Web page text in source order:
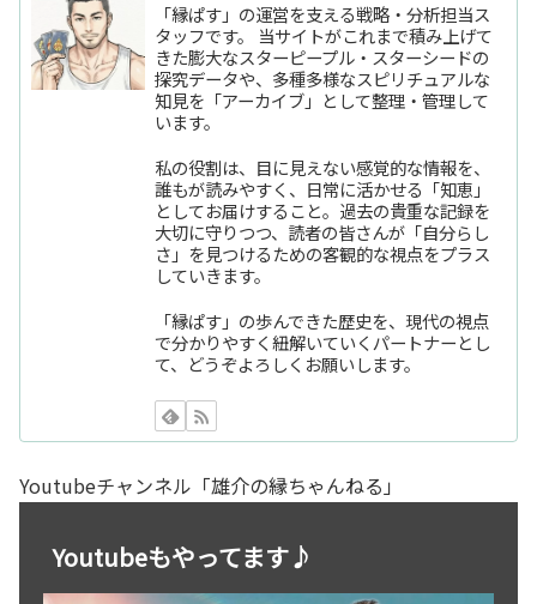
「縁ぱす」の運営を支える戦略・分析担当ス
タッフです。 当サイトがこれまで積み上げて
きた膨大なスターピープル・スターシードの
探究データや、多種多様なスピリチュアルな
知見を「アーカイブ」として整理・管理して
います。
私の役割は、目に見えない感覚的な情報を、
誰もが読みやすく、日常に活かせる「知恵」
としてお届けすること。過去の貴重な記録を
大切に守りつつ、読者の皆さんが「自分らし
さ」を見つけるための客観的な視点をプラス
していきます。
「縁ぱす」の歩んできた歴史を、現代の視点
で分かりやすく紐解いていくパートナーとし
て、どうぞよろしくお願いします。
Youtubeチャンネル「雄介の縁ちゃんねる」
Youtubeもやってます♪